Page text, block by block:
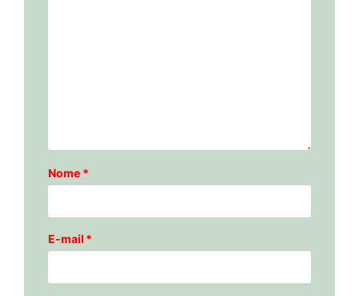
Nome *
E-mail *